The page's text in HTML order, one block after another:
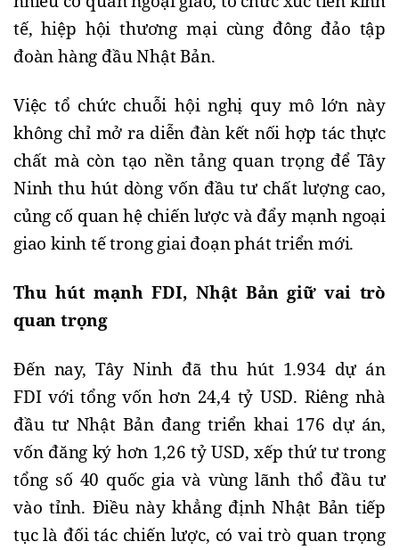
tế, hiệp hội thương mại cùng đông đảo tập
đoàn hàng đầu Nhật Bản.
Việc tổ chức chuỗi hội nghị quy mô lớn này
không chỉ mở ra diễn đàn kết nối hợp tác thực
chất mà còn tạo nền tảng quan trọng để Tây
Ninh thu hút dòng vốn đầu tư chất lượng cao,
củng cố quan hệ chiến lược và đẩy mạnh ngoại
giao kinh tế trong giai đoạn phát triển mới.
Thu hút mạnh FDI, Nhật Bản giữ vai trò
quan trọng
Đến nay, Tây Ninh đã thu hút 1.934 dự án
FDI với tổng vốn hơn 24,4 tỷ USD. Riêng nhà
đầu tư Nhật Bản đang triển khai 176 dự án,
vốn đăng ký hơn 1,26 tỷ USD, xếp thứ tư trong
tổng số 40 quốc gia và vùng lãnh thổ đầu tư
vào tỉnh. Điều này khẳng định Nhật Bản tiếp
tục là đối tác chiến lược, có vai trò quan trọng